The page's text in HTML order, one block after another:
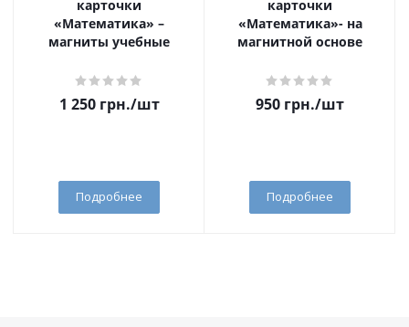
карточки
«Математика» –
магниты учебные
1 250грн./шт
Подробнее
карточки
«Математика»- на
магнитной основе
950 грн./шт
Подробнее